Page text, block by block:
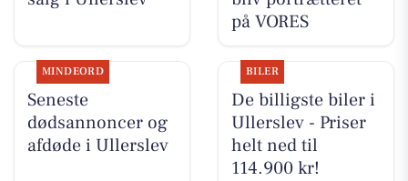
på VORES
MINDEORD
Seneste
dødsannoncer og
afdøde i Ullerslev
BILER
De billigste biler i
Ullerslev - Priser
helt ned til
114.900 kr!